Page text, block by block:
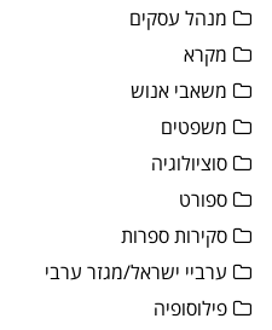
מנהל עסקים
מקרא
משאבי אנוש
משפטים
סוציולוגיה
ספורט
סקירות ספרות
ערביי ישראל/מגזר ערבי
פילוסופיה